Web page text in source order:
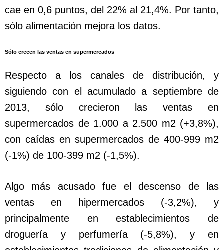
cae en 0,6 puntos, del 22% al 21,4%. Por tanto,
sólo alimentación mejora los datos.
Sólo crecen las ventas en supermercados
Respecto a los canales de distribución, y
siguiendo con el acumulado a septiembre de
2013, sólo crecieron las ventas en
supermercados de 1.000 a 2.500 m2 (+3,8%),
con caídas en supermercados de 400‐999 m2
(-1%) de 100‐399 m2 (-1,5%).
Algo más acusado fue el descenso de las
ventas en hipermercados (-3,2%), y
principalmente en establecimientos de
droguería y perfumería (-5,8%), y en